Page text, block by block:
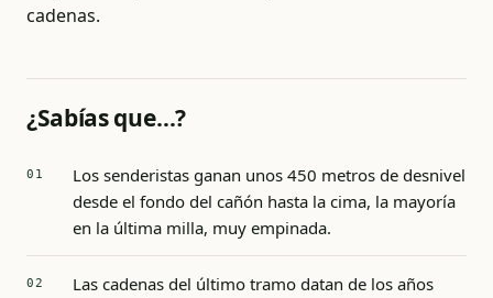
cadenas.
¿Sabías que…?
Los senderistas ganan unos 450 metros de desnivel
desde el fondo del cañón hasta la cima, la mayoría
en la última milla, muy empinada.
Las cadenas del último tramo datan de los años